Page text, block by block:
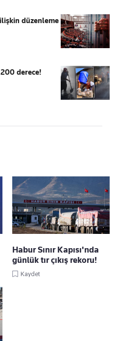
düzenleme
200 derece!
Habur Sınır Kapısı'nda
günlük tır çıkış rekoru!
Kaydet